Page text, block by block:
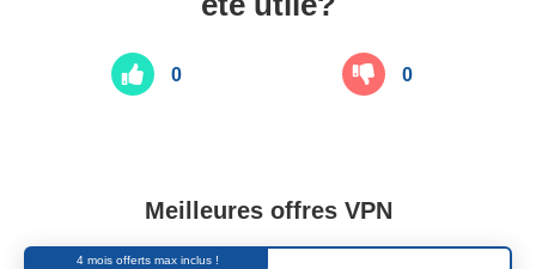
0 0
Meilleures offres VPN
4 mois offerts max inclus !